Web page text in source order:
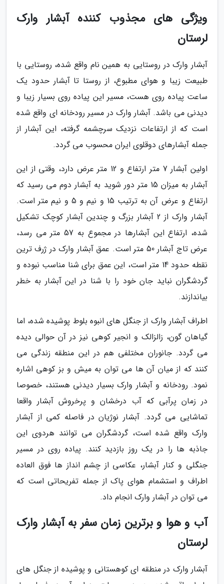
ویژگی های مجذوب کننده آبشار وارک
لرستان
آبشار وارک در روستایی به همین نام واقع شده، روستایی با
طبیعت زیبا و هوای مطبوع، از روستا تا آبشار حدود یک
ساعت پیاده روی هست، مسیر این پیاده روی بسیار زیبا و
دیدنی می باشد. آبشار وارک در مسیر رودخانه ای واقع شده
است که از ارتفاعات نزدیک سرچشمه گرفته، این آبشار از
جمله آبشارهای دوقلوی ایران محسوب می گردد.
اولین آبشار 7 متر ارتفاع و 12 متر عرض دارد، وقتی از این
آبشار به میزان 15 متر دور شوید به آبشار دوم می رسید که
ارتفاع و عرض آن به ترتیب 15 و نیم و 5 و نیم متر است.
آبشار وارک از 2 آبشار بزرگ و چندین آبشار کوچک تشکیل
شده، ارتفاع این آبشارها در مجموع به 57 متر می رسد،
عرض تاج آبشار 50 متر است. عمق آبشار وارک در ژرف ترین
نقطه حدود 14 متر است، این عمق برای شنا مناسب نبوده و
گردشگران نباید جان خود را با شنا در این آبشار به خطر
بیاندازند.
اطراف آبشار وارک از جنگل های انبوه بلوط پوشیده شده، اما
گیاهان گون، زالزالک و انجیر کوهی نیز در آن حوالی دیده
می گردد. جانوران مختلفی هم در این منطقه زندگی می
کنند که از میان آن ها می توان به میش و بز کوهی اشاره
نمود. رودخانه و آبشار وارک بسیار دیدنی هستند، خصوصا
در زمان پرآبی که آب درخشان و پرخروش آبشار واقعا
تماشایی می گردد. آبشار نوژیان در فاصله کمی از آبشار
وارک واقع شده است، گردشگران می توانند هردوی این
جاذبه ها را در یک روز بازدید کنند. پیاده روی در مسیر
جنگلی و کنار آبشار، عکاسی از چشم انداز ها فوق العاده
اطراف و استشمام هوای پاک از جمله تفریحاتی است که
می توان در آبشار وارک انجام داد.
آب و هوا و برترین زمان سفر به آبشار وارک
لرستان
آبشار وارک در منطقه ای کوهستانی و پوشیده از جنگل های